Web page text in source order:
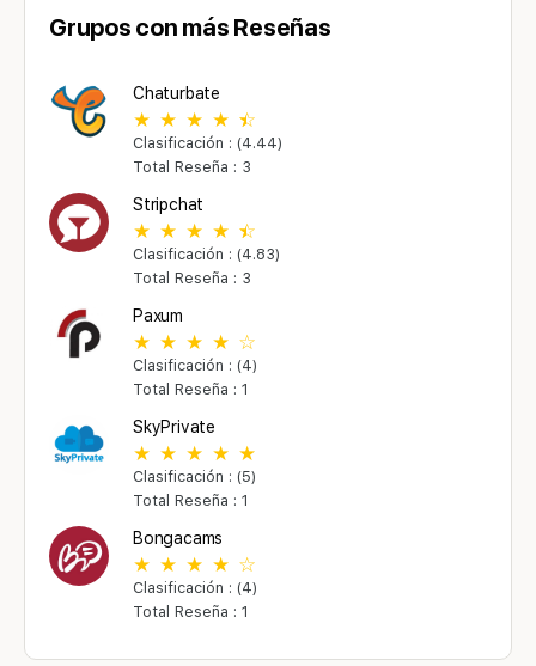
Grupos con más Reseñas
Chaturbate
Clasificación : (4.44)
Total Reseña : 3
Stripchat
Clasificación : (4.83)
Total Reseña : 3
Paxum
Clasificación : (4)
Total Reseña : 1
SkyPrivate
Clasificación : (5)
Total Reseña : 1
Bongacams
Clasificación : (4)
Total Reseña : 1